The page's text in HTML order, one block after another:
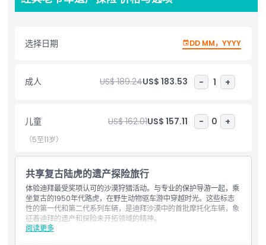
传统灯光柔和照明，位于私密的沙漠隐居地。体验阿联酋文化，包括
烟，缔造根植于遗产和传统的难忘沙漠体验。
亮点
包含项
需要了解的事项
取消政策
选择日期 DD MM，YYYY
成人 US$ 189.24US$ 183.53 - 1 +
儿童 US$ 162.01US$ 157.11 - 0 +
（5至11岁）
共享复古陆虎的遗产探险旅行
体验迪拜最受奖项认可的沙漠狩猎活动。与专业的保护导游一起，乘
坐复古的1950年代路虎，在野生动物驱车游中穿越时光。这些标志
性的第一代和第二代系列车辆，是迪拜沙漠中的首批摩托化车辆，象
征着迪拜的遗产和探险未开拓领域的精神。
阅读更多
包含内容